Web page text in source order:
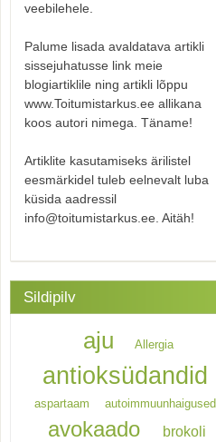
veebilehele.
Palume lisada avaldatava artikli
sissejuhatusse link meie
blogiartiklile ning artikli lõppu
www.Toitumistarkus.ee allikana
koos autori nimega. Täname!
Artiklite kasutamiseks ärilistel
eesmärkidel tuleb eelnevalt luba
küsida aadressil
info@toitumistarkus.ee. Aitäh!
Sildipilv
aju Allergia
antioksüdandid
aspartaam autoimmuunhaigused
avokaado brokoli